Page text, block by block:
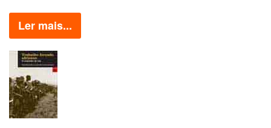
Ler mais...